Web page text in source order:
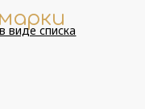
виде списка